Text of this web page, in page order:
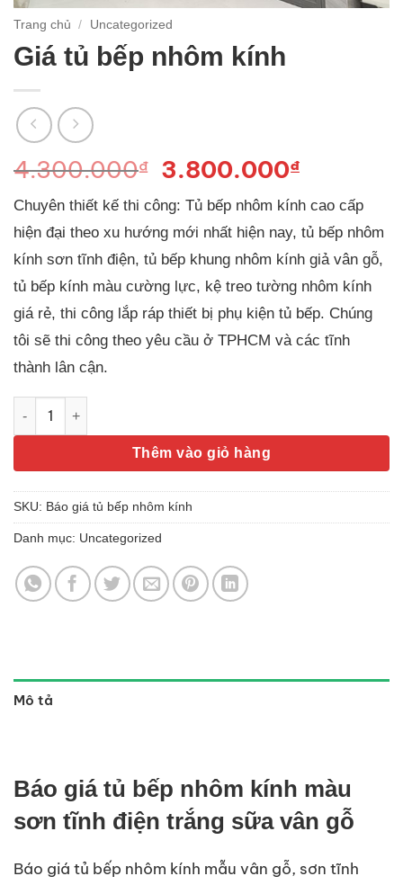
Trang chủ / Uncategorized
Giá tủ bếp nhôm kính
4.300.000₫ Giá
gốc
là:
4.300.000₫.
3.800.000₫Giá
tại
là:
Chuyên thiết kế thi công: Tủ bếp nhôm kính cao cấp
hiện đại theo xu hướng mới nhất hiện nay, tủ bếp nhôm
kính sơn tĩnh điện, tủ bếp khung nhôm kính giả vân gỗ,
tủ bếp kính màu cường lực, kệ treo tường nhôm kính
giá rẻ, thi công lắp ráp thiết bị phụ kiện tủ bếp. Chúng
tôi sẽ thi công theo yêu cầu ở TPHCM và các tĩnh
thành lân cận.
Giá tủ bếp nhôm kính số lượng
Thêm vào giỏ hàng
SKU: Báo giá tủ bếp nhôm kính
Danh mục: Uncategorized
Mô tả
Báo giá tủ bếp nhôm kính màu
sơn tĩnh điện trắng sữa vân gỗ
Báo giá tủ bếp nhôm kính mẫu vân gỗ, sơn tĩnh